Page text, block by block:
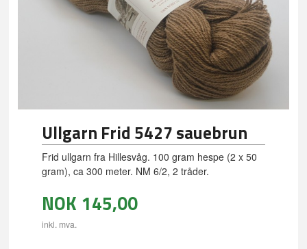
Ullgarn Frid 5427 sauebrun
Frid ullgarn fra Hillesvåg. 100 gram hespe (2 x 50
gram), ca 300 meter. NM 6/2, 2 tråder.
NOK 145,00
inkl. mva.